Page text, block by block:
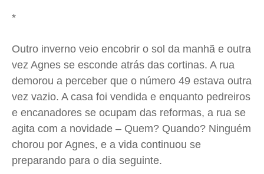
*
Outro inverno veio encobrir o sol da manhã e outra
vez Agnes se esconde atrás das cortinas. A rua
demorou a perceber que o número 49 estava outra
vez vazio. A casa foi vendida e enquanto pedreiros
e encanadores se ocupam das reformas, a rua se
agita com a novidade – Quem? Quando? Ninguém
chorou por Agnes, e a vida continuou se
preparando para o dia seguinte.